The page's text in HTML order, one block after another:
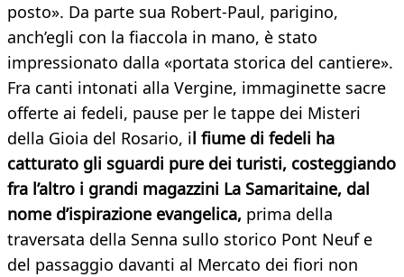
posto». Da parte sua Robert-Paul, parigino,
anch’egli con la fiaccola in mano, è stato
impressionato dalla «portata storica del cantiere».
Fra canti intonati alla Vergine, immaginette sacre
offerte ai fedeli, pause per le tappe dei Misteri
della Gioia del Rosario, il fiume di fedeli ha
catturato gli sguardi pure dei turisti, costeggiando
fra l’altro i grandi magazzini La Samaritaine, dal
nome d’ispirazione evangelica, prima della
traversata della Senna sullo storico Pont Neuf e
del passaggio davanti al Mercato dei fiori non